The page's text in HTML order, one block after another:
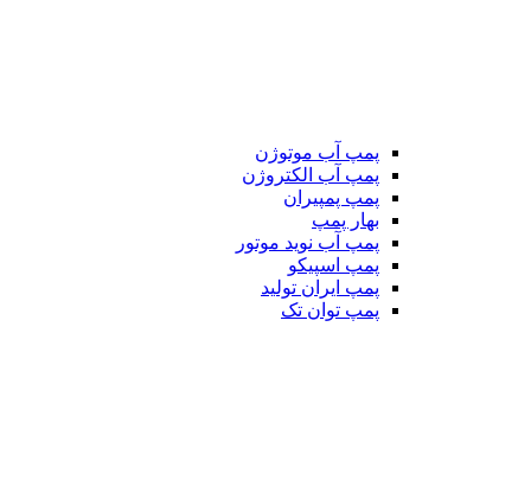
پمپ آب موتوژن
پمپ آب الکتروژن
پمپ پمپیران
بهار پمپ
پمپ آب نوید موتور
پمپ اسپیکو
پمپ ایران تولید
پمپ توان تک